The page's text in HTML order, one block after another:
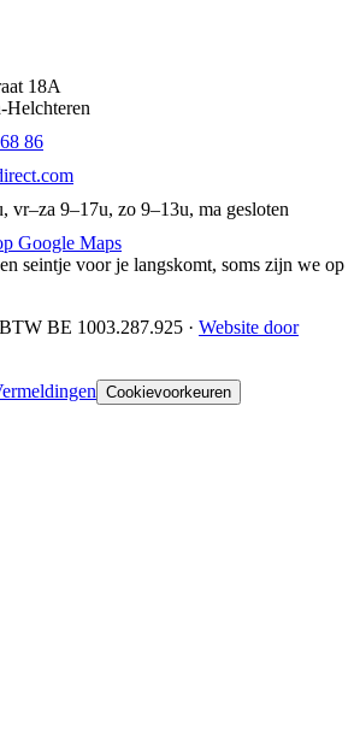
18A
Helchteren
86
vr–za 9–17u, zo 9–13u, ma gesloten
Google Maps
seintje voor je langskomt, soms zijn we op
BE 1003.287.925 · Website door
Cookievoorkeuren